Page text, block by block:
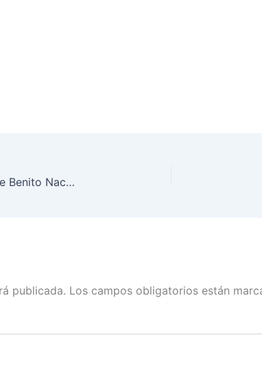
“Dinero ilícito: la reforma que falta”, artículo de Benito Nacif, publicado en El Universal
publicada. Los campos obligatorios están